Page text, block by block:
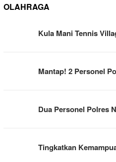
OLAHRAGA
Kula Mani Tennis
Mantap! 2 Personel
Dua Personel Polres
Tingkatkan